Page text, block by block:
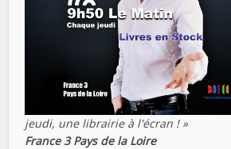
jeudi, une librairie à l'écran ! »
France 3 Pays de la Loire